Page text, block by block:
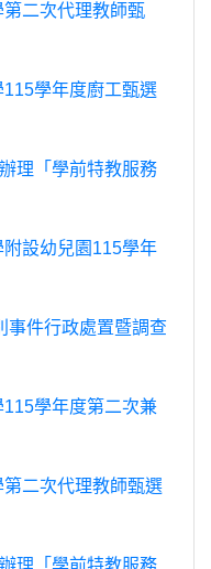
二次代理教師甄
學年度廚工甄選
理「學前特教服務
設幼兒園115學年
事件行政處置暨調查
學年度第二次兼
二次代理教師甄選
理「學前特教服務